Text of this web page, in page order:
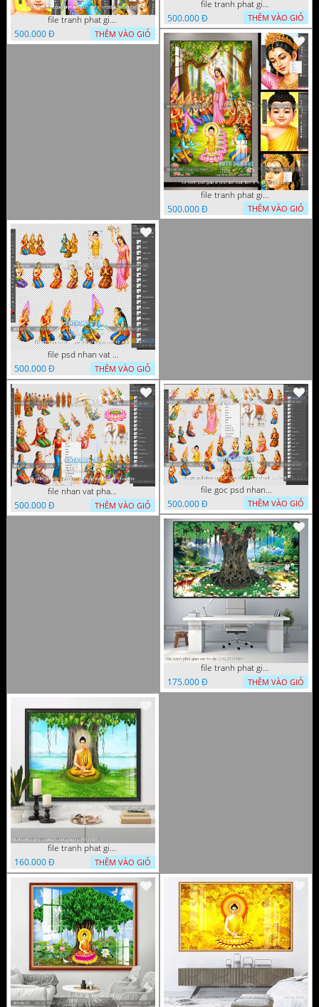
file tranh phat giao phat dan vuon lam ty ni 05052026 dao t3
500.000 Đ
THÊM VÀO GIỎ
file tranh phat giao phat dan vuon lam ty ni 05052026 dao t1
500.000 Đ
THÊM VÀO GIỎ
file tranh phat giao le phat dan vuon lam ty ni 05052026 dao t2
500.000 Đ
THÊM VÀO GIỎ
file psd nhan vat vuon lam ty ni phat giao tach lop layer
500.000 Đ
THÊM VÀO GIỎ
file nhan vat phat giao vuon lam ty ni tach lop layer in cat cnc
500.000 Đ
THÊM VÀO GIỎ
file goc psd nhan vat phat giao vuon lam ty ni tach lop rieng
500.000 Đ
THÊM VÀO GIỎ
file tranh phat giao cay bo de 23012024 hieu
175.000 Đ
THÊM VÀO GIỎ
file tranh phat giao adia duoi cay bo de 20012024
160.000 Đ
THÊM VÀO GIỎ